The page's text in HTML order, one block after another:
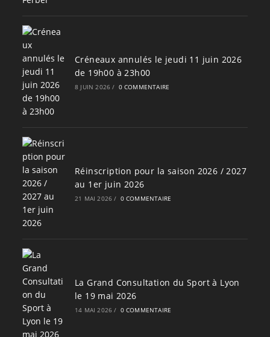
Créneaux annulés le jeudi 11 juin 2026
de 19h00 à 23h00
8 JUIN 2026 / 0 COMMENTAIRE
Réinscription pour la saison 2026 / 2027
au 1er juin 2026
21 MAI 2026 / 0 COMMENTAIRE
La Grand Consultation du Sport à Lyon
le 19 mai 2026
14 MAI 2026 / 0 COMMENTAIRE